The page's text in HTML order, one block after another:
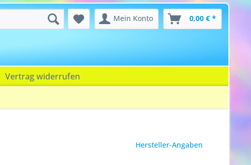
Mein Konto 0,00 € *
Vertrag widerrufen
Hersteller-Angaben